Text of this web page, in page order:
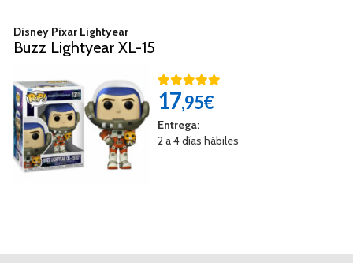
Disney Pixar Lightyear
Buzz Lightyear XL-15
17,95€
Entrega:
2 a 4 días hábiles